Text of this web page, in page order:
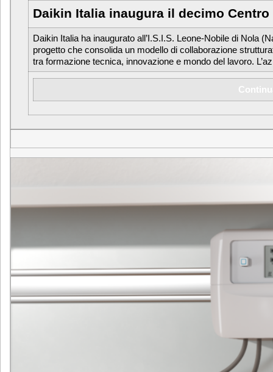
Daikin Italia inaugura il decimo
Daikin Italia ha inaugurato all’I.S.I.S. Leone-Nobile di Nola
progetto che consolida un modello di collaborazione
tra formazione tecnica, innovazione e mondo del lavoro.